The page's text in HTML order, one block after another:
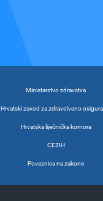
Ministarstvo zdravstva
Hrvatski zavod za zdravstveno
Hrvatska liječnička komora
CEZIH
Poveznica na zakone